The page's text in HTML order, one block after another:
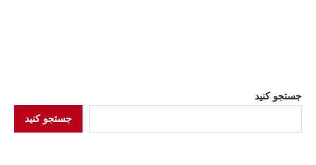
جستجو کنید
جستجو کنید